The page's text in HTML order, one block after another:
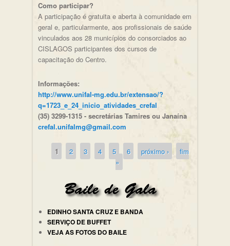
Como participar?
A participação é gratuita e aberta à comunidade em
geral e, particularmente, aos profissionais de saúde
vinculados aos 28 municípios do consorciados ao
CISLAGOS participantes dos cursos de
capacitação do Centro.
Informações:
http://www.unifal-mg.edu.br/extensao/?
q=1723_e_24_inicio_atividades_crefal
(35) 3299-1315 - secretárias Tamires ou Janaína
crefal.unifalmg@gmail.com
Páginas
1 2 3 4 5 6 próximo ›
fim
»
EDINHO SANTA CRUZ E BANDA
SERVIÇO DE BUFFET
VEJA AS FOTOS DO BAILE